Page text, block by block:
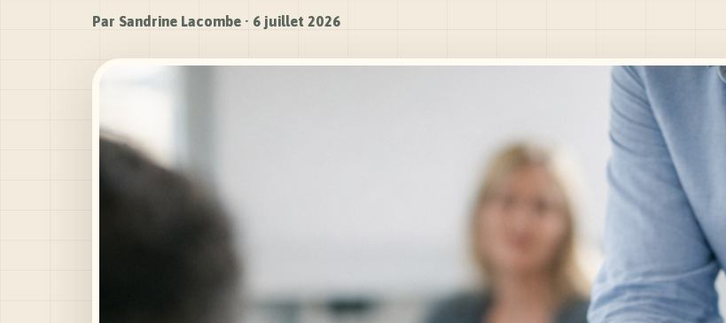
Par Sandrine Lacombe · 6 juillet 2026